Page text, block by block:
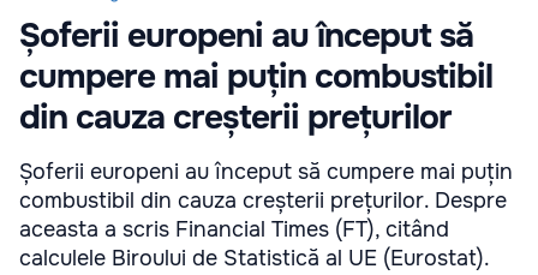
Șoferii europeni au început să
cumpere mai puțin combustibil
din cauza creșterii prețurilor
Șoferii europeni au început să cumpere mai puțin
combustibil din cauza creșterii prețurilor. Despre
aceasta a scris Financial Times (FT), citând
calculele Biroului de Statistică al UE (Eurostat).